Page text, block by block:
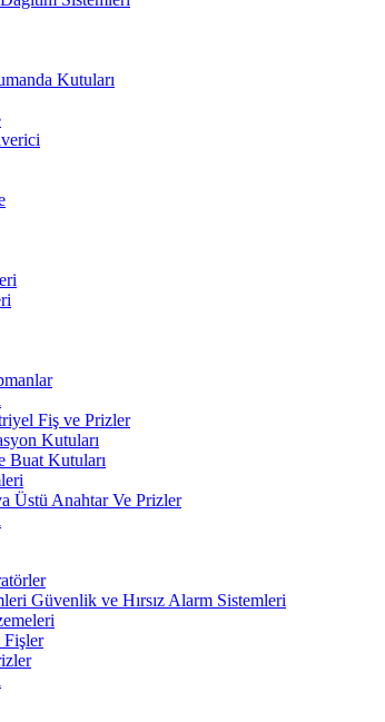
Kutuları
Fiş ve Prizler
Kutuları
Buat Kutuları
Üstü Anahtar Ve Prizler
Güvenlik ve Hırsız Alarm Sistemleri